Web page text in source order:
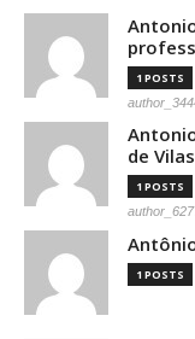
1 POSTS
de
1 POSTS
1 POSTS